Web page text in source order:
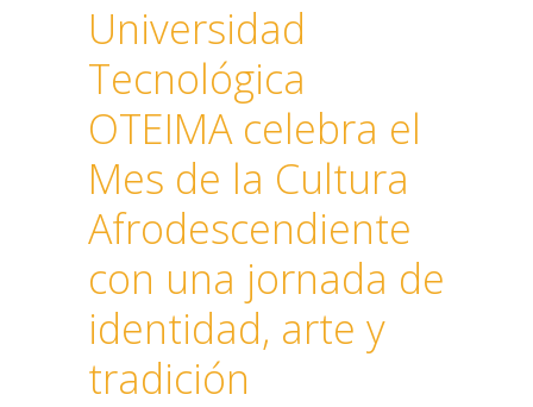
Universidad
Tecnológica
OTEIMA celebra el
Mes de la Cultura
Afrodescendiente
con una jornada de
identidad, arte y
tradición